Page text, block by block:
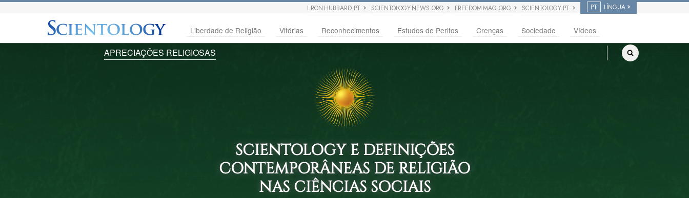
L RON HUBBARD.PT SCIENTOLOGY NEWS.ORG FREEDOM MAG.ORG SCIENTOLOGY.PT PT LÍNGUA
Liberdade de Religião Vitórias Reconhecimentos Estudos de Peritos Crenças Sociedade Vídeos
APRECIAÇÕES RELIGIOSAS
SCIENTOLOGY E DEFINIÇÕES
CONTEMPORÂNEAS DE RELIGIÃO
NAS CIÊNCIAS SOCIAIS